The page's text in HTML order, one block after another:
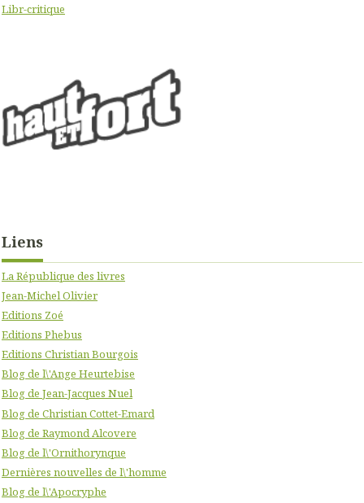
Libr-critique
Liens
La République des livres
Jean-Michel Olivier
Editions Zoé
Editions Phebus
Editions Christian Bourgois
Blog de l\'Ange Heurtebise
Blog de Jean-Jacques Nuel
Blog de Christian Cottet-Emard
Blog de Raymond Alcovere
Blog de l\'Ornithorynque
Dernières nouvelles de l\'homme
Blog de l\'Apocryphe